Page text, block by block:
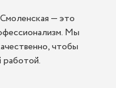
— это
Мы
чтобы
работой.